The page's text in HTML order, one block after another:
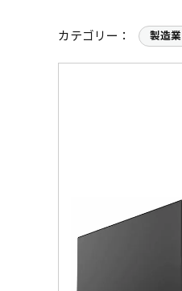
カテゴリー： 製造業